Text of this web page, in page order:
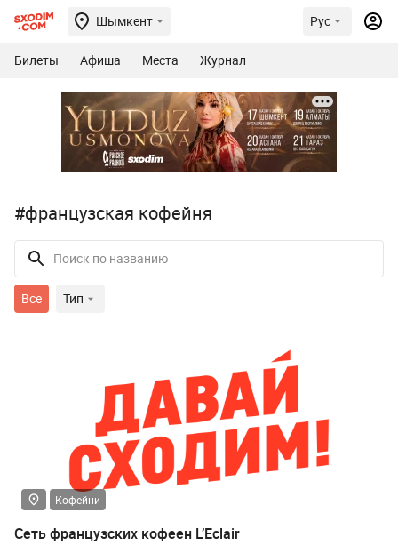
Шымкент Рус
Билеты Афиша Места Журнал
#французская кофейня
Все Тип
Кофейни
Сеть французских кофеен L’Eclair